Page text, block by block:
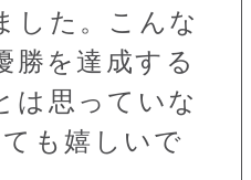
した。こんな
勝を達成する
は思っていな
も嬉しいで